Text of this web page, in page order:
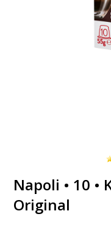
Napoli • 10 •
Original